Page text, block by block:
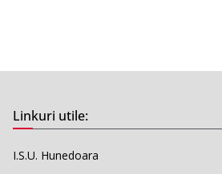
Linkuri utile:
I.S.U. Hunedoara